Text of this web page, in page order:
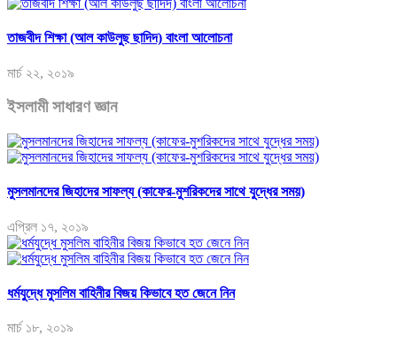
তাজবীদ শিক্ষা (আল কাউলুছ ছাদিদ) বাংলা আলোচনা
মার্চ ২২, ২০১৯
ইসলামী সাধারণ জ্ঞান
মুসলমানদের জিহাদের সাফল্য (কাফের-মুশরিকদের সাথে যুদ্ধের সময়)
এপ্রিল ১৭, ২০১৯
ধর্মযুদ্ধে মুসলিম বাহিনীর বিজয় কিভাবে হত জেনে নিন
মার্চ ১৮, ২০১৯